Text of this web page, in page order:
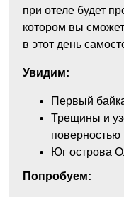
при отеле будет
котором вы
в этот день
Увидим:
Первый
Трещины и
поверностью
Юг острова
Попробуем: